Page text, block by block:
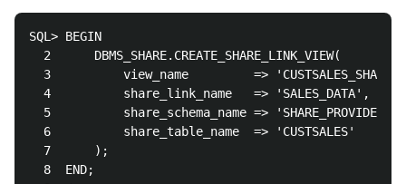
SQL> BEGIN
  2      DBMS_SHARE.CREATE_SHARE_LINK_VIEW(
3          view_name         =>
  4          share_link_name   => 'SALES_DATA',
  5          share_schema_name => 'SHARE_PROVIDER',
  6          share_table_name  => 'CUSTSALES'
  7      );
  8  END;